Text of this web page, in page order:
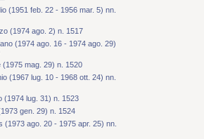
(1951 feb. 22 - 1956 mar. 5) nn.
(1974 ago. 2) n. 1517
(1974 ago. 16 - 1974 ago. 29)
(1975 mag. 29) n. 1520
(1967 lug. 10 - 1968 ott. 24) nn.
(1974 lug. 31) n. 1523
gen. 29) n. 1524
(1973 ago. 20 - 1975 apr. 25) nn.